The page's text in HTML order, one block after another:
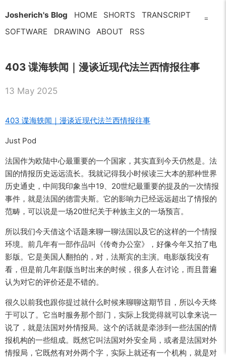
Josherich's Blog HOME SHORTS
TRANSCRIPT
SOFTWARE
DRAWING ABOUT RSS
403 谍海轶闻｜漫谈近现代法兰西情报往事
13 May 2025
403 谍海轶闻｜漫谈近现代法兰西情报往事
Just Pod
法国作为欧陆中心最重要的一个国家，其实直到今天仍然是。法
国的情报历史远远流长。我就记得我小时候读三大本的那种世界
历史通史，中间我印象当中19、20世纪最重要的提及的一次情报
事件，就是法国的德雷夫斯。它的影响力已经远远超出了情报的
范畴，可以说是一场20世纪关于种族主义的一场预言。
所以我们今天借这个话题来聊一聊法国以及它的这样的一个情报
环境。前几年有一部作品叫《传奇办公室》，好像今年又拍了电
影版。它是美国人翻拍的，对，法斯宾的主演。电影版我没有
看，但是前几年剧版当时出来的时候，很多人在讨论，而且普遍
认为对它的评价还是不错的。
很久以前我也跟你提过就什么时候来聊聊这期节目，所以今天终
于可以了。它当时服务那个部门，实际上我觉得就可以拿来说一
说了，就是法国对外情报局。这个的话就是牵涉到一些法国的情
报机构的一些组成。既然它叫法国对外安全局，或者是法国对外
情报局，它既然有对外两个字，实际上就还有一个机构，就是对
=